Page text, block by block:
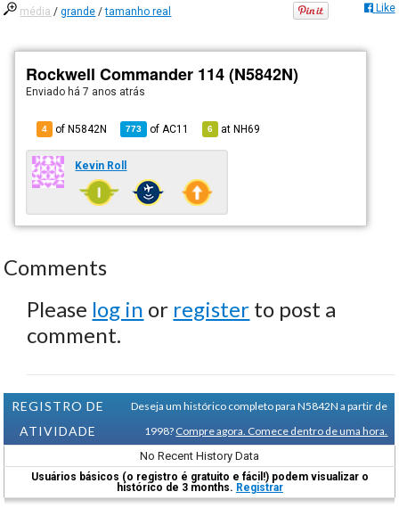
média /grande /tamanho real Like
Rockwell Commander 114 (N5842N)
Enviado há7 anos atrás
4 of N5842N 773 of AC11 6 atNH69
Kevin Roll
Comments
Please log in or register to post a
comment.
REGISTRO DE
ATIVIDADE
Deseja um histórico completo para N5842N a partir de
1998? Compre agora. Comece dentro de uma hora.
No Recent History Data
Usuários básicos (o registro é gratuito e fácil!) podem visualizar o
histórico de 3 months. Registrar